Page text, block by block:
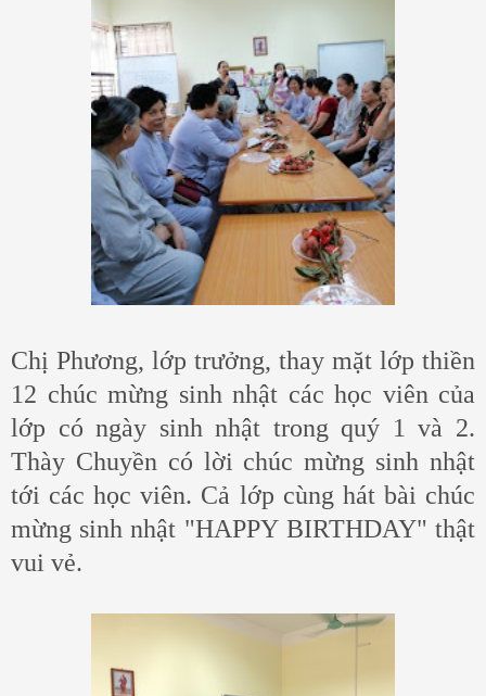
Chị Phương, lớp trưởng, thay mặt lớp thiền
12 chúc mừng sinh nhật các học viên của
lớp có ngày sinh nhật trong quý 1 và 2.
Thày Chuyền có lời chúc mừng sinh nhật
tới các học viên. Cả lớp cùng hát bài chúc
mừng sinh nhật "HAPPY BIRTHDAY" thật
vui vẻ.